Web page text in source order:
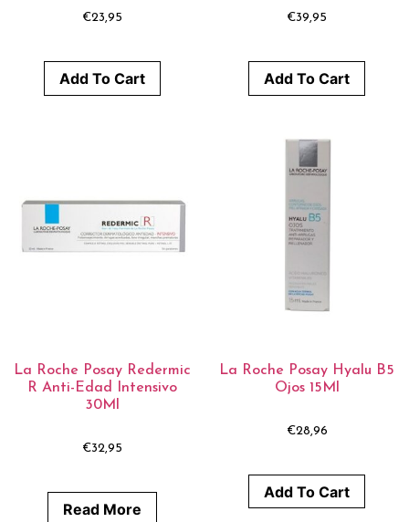
€23,95
Add To Cart
€39,95
Add To Cart
La Roche Posay Redermic
R Anti-Edad Intensivo
30Ml
€32,95
Read More
La Roche Posay Hyalu B5
Ojos 15Ml
€28,96
Add To Cart